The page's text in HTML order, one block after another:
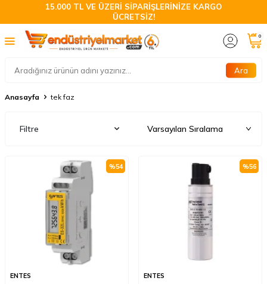
15.000 TL VE ÜZERİ SİPARİŞLERİNİZE KARGO
ÜCRETSİZ!
Ara
0
Anasayfa tek faz
Filtre
%54
ENTES
%56
ENTES